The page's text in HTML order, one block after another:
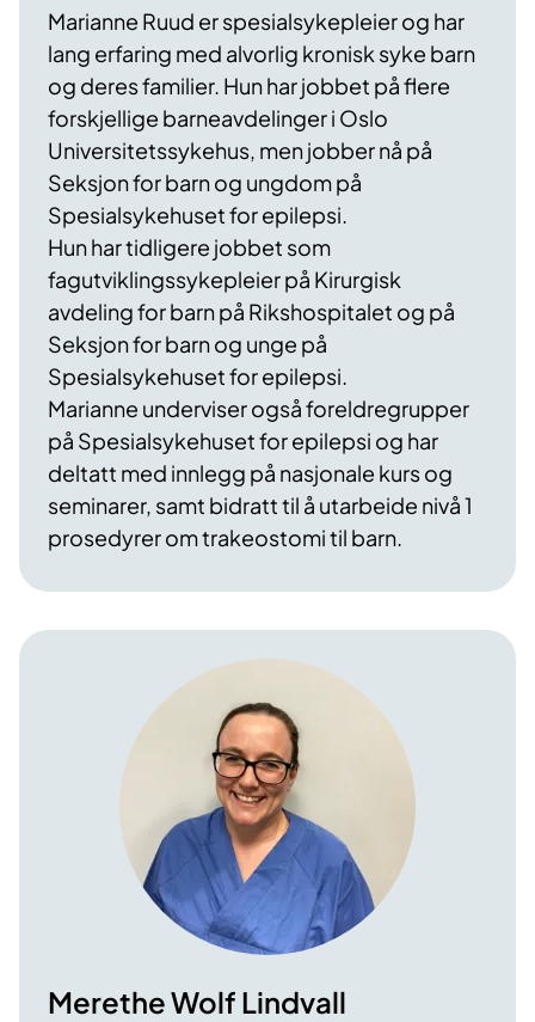
Marianne Ruud er spesialsykepleier og har
lang erfaring med alvorlig kronisk syke barn
og deres familier. Hun har jobbet på flere
forskjellige barneavdelinger i Oslo
Universitetssykehus, men jobber nå på
Seksjon for barn og ungdom på
Spesialsykehuset for epilepsi.
Hun har tidligere jobbet som
fagutviklingssykepleier på Kirurgisk
avdeling for barn på Rikshospitalet og på
Seksjon for barn og unge på
Spesialsykehuset for epilepsi.
Marianne underviser også foreldregrupper
på Spesialsykehuset for epilepsi og har
deltatt med innlegg på nasjonale kurs og
seminarer, samt bidratt til å utarbeide nivå 1
prosedyrer om trakeostomi til barn.
Merethe Wolf Lindvall